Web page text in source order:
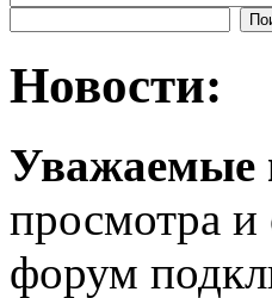
Новости:
Уважаемые
просмотра
форум